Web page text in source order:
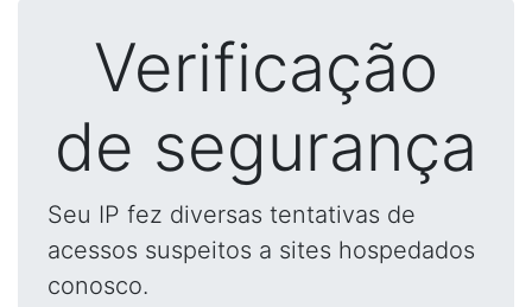
Verificação
de segurança
Seu IP fez diversas tentativas de
acessos suspeitos a sites hospedados
conosco.